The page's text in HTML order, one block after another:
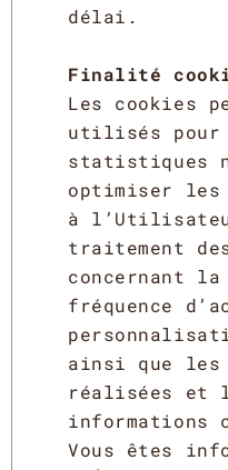
délai.
Finalité
Les cookies
utilisés pour
statistiques
optimiser les
à
traitement
concernant la
fréquence
ainsi que les
réalisées et
informations
Vous êtes